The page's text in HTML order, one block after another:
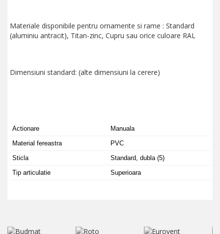
Materiale disponibile pentru ornamente si rame : Standard
(aluminiu antracit), Titan-zinc, Cupru sau orice culoare RAL
Dimensiuni standard: (alte dimensiuni la cerere)
Actionare
Manuala
Material fereastra
PVC
Sticla
Standard, dubla (5)
Tip articulatie
Superioara